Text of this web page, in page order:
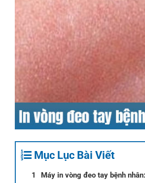
Mục Lục Bài Viết
Máy in vòng đeo tay bệnh